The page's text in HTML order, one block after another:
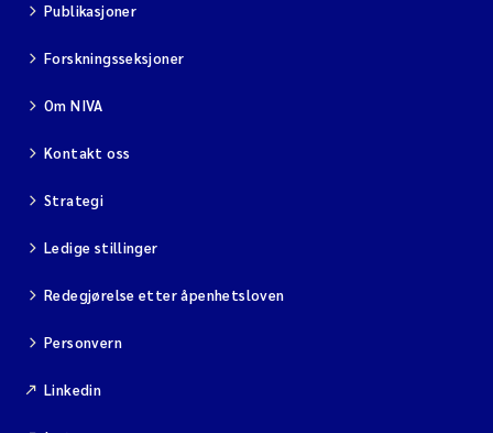
Publikasjoner
Forskningsseksjoner
Om NIVA
Kontakt oss
Strategi
Ledige stillinger
Redegjørelse etter åpenhetsloven
Personvern
Linkedin